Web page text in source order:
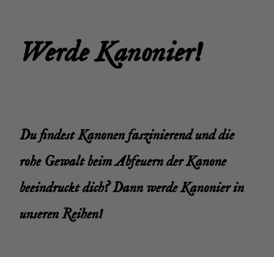
Wer­de Kanonier!
Du fin­dest Kano­nen fas­zi­nie­rend und die
rohe Gewalt beim Abfeu­ern der Kano­ne
beein­druckt dich? Dann wer­de Kano­nier in
unse­ren Reihen!